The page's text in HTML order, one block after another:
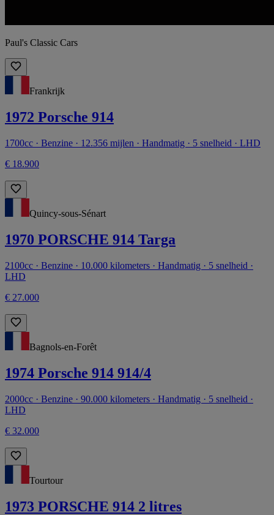
Paul's Classic Cars
Frankrijk
1972 Porsche 914
1700cc · Benzine · 12.356 mijlen · Handmatig · 5 snelheid · LHD
€ 18.900
Quincy-sous-Sénart
1970 PORSCHE 914 Targa
2100cc · Benzine · 10.000 kilometers · Handmatig · 5 snelheid ·
LHD
€ 27.000
Bagnols-en-Forêt
1974 Porsche 914 914/4
2000cc · Benzine · 90.000 kilometers · Handmatig · 5 snelheid ·
LHD
€ 32.000
Tourtour
1973 PORSCHE 914 2 litres